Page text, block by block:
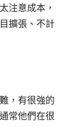
注意成本，
擴張、不計
，有很強的
常他們在很